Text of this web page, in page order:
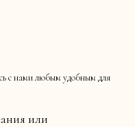
с нами любым удобным для
или